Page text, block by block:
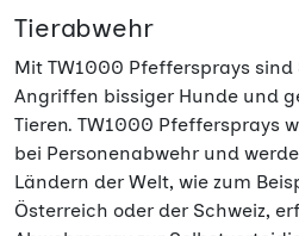
Tierabwehr
Mit TW1000 Pfeffersprays
Angriffen bissiger Hunde und
Tieren. TW1000 Pfeffersprays
bei Personenabwehr und
Ländern der Welt, wie zum
Österreich oder der Schweiz,